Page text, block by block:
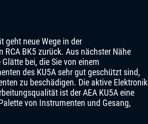
geht neue Wege in der
BK5 zurück. Aus nächster Nähe
bei, die Sie von einem
des KU5A sehr gut geschützt sind,
zu beschädigen. Die aktive Elektronik
ist der AEA KU5A eine
von Instrumenten und Gesang,